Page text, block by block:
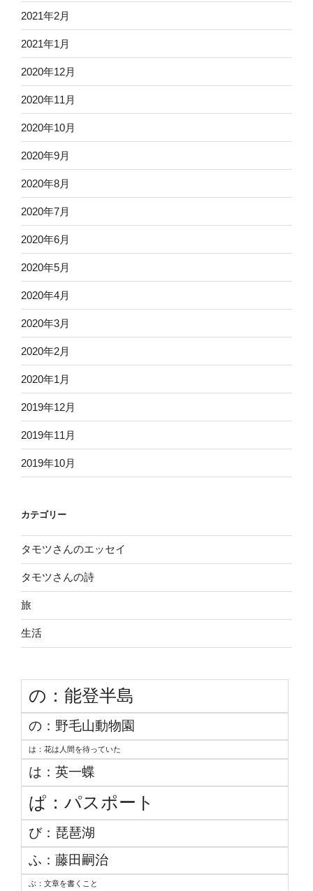
2021年2月
2021年1月
2020年12月
2020年11月
2020年10月
2020年9月
2020年8月
2020年7月
2020年6月
2020年5月
2020年4月
2020年3月
2020年2月
2020年1月
2019年12月
2019年11月
2019年10月
カテゴリー
タモツさんのエッセイ
タモツさんの詩
旅
生活
の：能登半島
の：野毛山動物園
は：花は人間を待っていた
は：英一蝶
ぱ：パスポート
び：琵琶湖
ふ：藤田嗣治
ぶ：文章を書くこと